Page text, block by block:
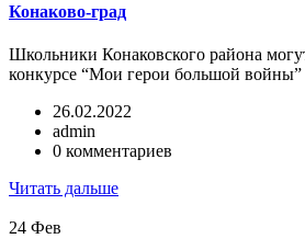
Конаково-град
Школьники Конаковского района
конкурсе “Мои герои большой войны”
26.02.2022
admin
0 комментариев
Читать дальше
24 Фев